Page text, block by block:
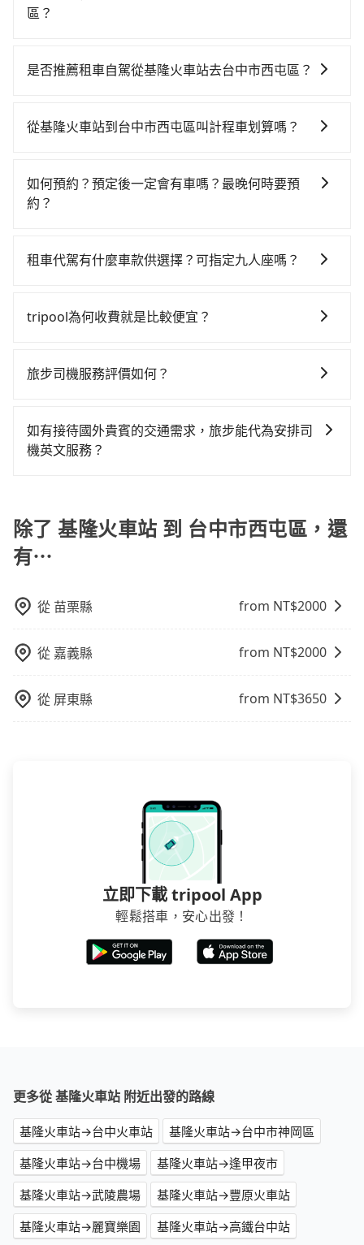
區？
舒適、較貴、費時！從最早06:15一直到22:50，南港-台
車花費約600元、車程約29分鐘。抵達高鐵站後，步行
站，每人票價750元，再用10分鐘出站、等待車站前排
班的計程車，搭上小黃後約花17分鐘、車費300元後，
平均每人花費為1,050元。但如果全程使用tripool並到
擔110元車資，而且更會額外浪費17分鐘在轉乘與等車
50%的交通費用。
是否推薦租車自駕從基隆火車站去台中市西屯區？
時不需要閉目養神（因為要自己開車），最重要的是你
$115~205承租小轎車，每公里再額外加收$3.2，從基隆
火車站到台中市西屯區的花費預估為$2,400~3,000（金
用預估進去，但額外的汽車保險與可能的罰單都需自
數超過四位，更是沒有較大的七人座或九人座可供選
修理，每一次租車都好像在開樂透一樣。另外，偶爾也
車或者要載其他乘客的人來說就有不小的風險。最後，
雖然路邊隨租隨還看似方便，但實際使用時還是有其區
從基隆火車站到台中市西屯區叫計程車划算嗎？
灣大車隊、Uber和Yoxi，如果在路邊攔不到車，也可考
慮打電話至基隆火車站附近的計程車隊，如穩泰交通、
$2,700。綜合以上，無論在價格或服務品質上，tripool
如何預約？預定後一定會有車嗎？最晚何時要預
約？
務，可直接線上輸入上下車地點或地址，三秒內即可查
訊以及電子郵件確認信，如此就完成預約了，而司機與
議出發前一天中午以前完成預約，越早下訂價格越低
租車代駕有什麼車款供選擇？可指定九人座嗎？
型車為主，車款品牌以豐田Toyota、福特Ford、福斯
車，百分百無菸車，乘客均有最高500萬乘客險。如果有
tripool為何收費就是比較便宜？
一次使用tripool的會擔心價格比市價便宜不少，是不是
淘汰顧客評分較低的司機，且車輛均要求5年內新車，司
機也絕對不會在車內吸煙，於新冠肺炎期間也絕對全程
在成本的控制，更是在傳統旺季（年假、端午、中秋、
雙十等）能用更少的司機來服務更多的旅客，意味著使
用到不熟悉的司機或者轉單給其他車行的情況比同行更
站上的價格是動態的，一般來說越早預訂價格越優，且
要從基隆火車站去台中市西屯區，請儘早下訂以把握最
划算的價格。
旅步司機服務評價如何？
機非常高的評價，認為他們非常專業且親切！讓他們的
旅程更加順暢和舒適。」
如有接待國外貴賓的交通需求，旅步能代為安排司
機英文服務？
協助回覆，並確認是否能夠提供所需的服務。
除了 基隆火車站 到 台中市西屯區，還
有⋯
從 苗栗縣 from NT$2000
從 嘉義縣 from NT$2000
從 屏東縣 from NT$3650
立即下載 tripool App
輕鬆搭車，安心出發！
更多從 基隆火車站 附近出發的路線
基隆火車站→台中火車站
基隆火車站→台中市神岡區
基隆火車站→台中機場
基隆火車站→逢甲夜市
基隆火車站→武陵農場
基隆火車站→豐原火車站
基隆火車站→麗寶樂園
基隆火車站→高鐵台中站